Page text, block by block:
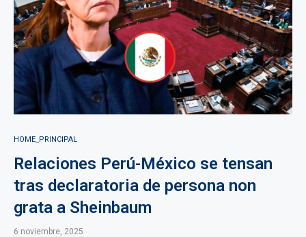
HOME_PRINCIPAL
Relaciones Perú-México se tensan
tras declaratoria de persona non
grata a Sheinbaum
6 noviembre, 2025